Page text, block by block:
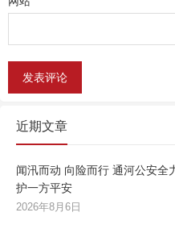
近期文章
闻汛而动 向险而行 通河公安全
护一方平安
2026年8月6日